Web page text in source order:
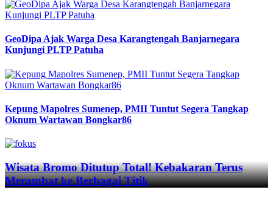
GeoDipa Ajak Warga Desa Karangtengah Banjarnegara
Kunjungi PLTP Patuha
Kepung Mapolres Sumenep, PMII Tuntut Segera Tangkap
Oknum Wartawan Bongkar86
Previous
Next
Wisata Bromo Ditutup Total! Kebakaran Terus
Merambat ke Berbagai Titik